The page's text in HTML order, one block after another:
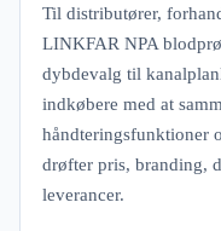
Til distributører,
LINKFAR NPA
dybdevalg til
indkøbere med at
håndteringsfunktioner
drøfter pris, branding,
leverancer.